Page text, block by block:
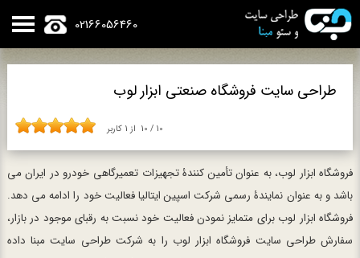
02166056460
طراحی سایت فروشگاه صنعتی ابزار لوب
10 / 10 از 1 کاربر
فروشگاه ابزار لوب، به عنوان تأمین کنندۀ تجهیزات تعمیرگاهی خودرو در ایران می
باشد و به عنوان نمایندۀ رسمی شرکت اسپین ایتالیا فعالیت خود را ادامه می دهد.
فروشگاه ابزار لوب برای متمایز نمودن فعالیت خود نسبت به رقبای موجود در بازار،
سفارش طراحی سایت فروشگاه ابزار لوب را به شرکت طراحی سایت مبنا داده